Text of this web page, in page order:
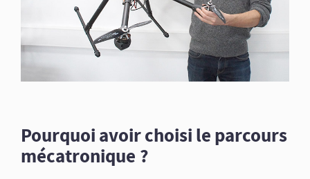
Pourquoi avoir choisi le parcours
mécatronique ?